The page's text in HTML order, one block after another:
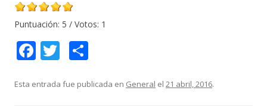
Puntuación: 5 / Votos: 1
F
e
T
itt m
Esta entrada fue publicada en General el 21 abril, 2016.